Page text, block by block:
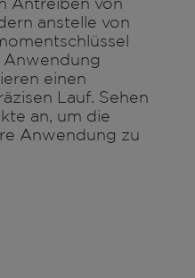
anstelle von
Anwendung
einen
Lauf. Sehen
an, um die
Anwendung zu